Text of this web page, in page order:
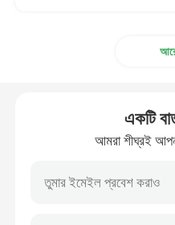
জৈবিক মাইক্রোস্কোপ
একটি
আমরা শীঘ্রই